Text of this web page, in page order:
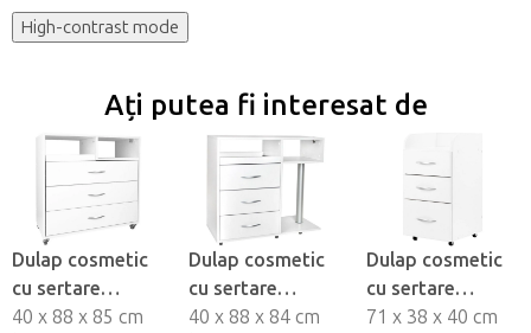
High-contrast mode
Ați putea fi interesat de
Dulap cosmetic
cu sertare
BeautyOne Y-200
40 x 88 x 85 cm
Dulap cosmetic
cu sertare
BeautyOne Y-300
40 x 88 x 84 cm
Dulap cosmetic
cu sertare
BeautyOne
71 x 38 x 40 cm